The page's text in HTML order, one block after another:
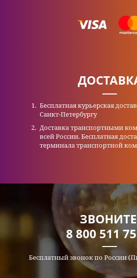
Бесплатная курьерская
Санкт-Петербургу
Доставка транспортными
всей России. Бесплатная
терминала транспортной
8 800 511
Бесплатный звонок по России